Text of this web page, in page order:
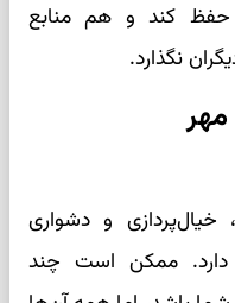
حفظ کند و هم منابع
نگذارد.
مهر
و دشواری
دارد. ممکن است چند